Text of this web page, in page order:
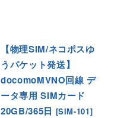
【物理SIM/ネコポスゆ
うパケット発送】
docomoMVNO回線 デ
ータ専用 SIMカード
20GB/365日 [SIM-101]